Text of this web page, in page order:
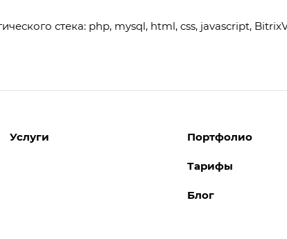
стека: php, mysql, html, css, javascript,
Услуги Портфолио
Тарифы
Блог